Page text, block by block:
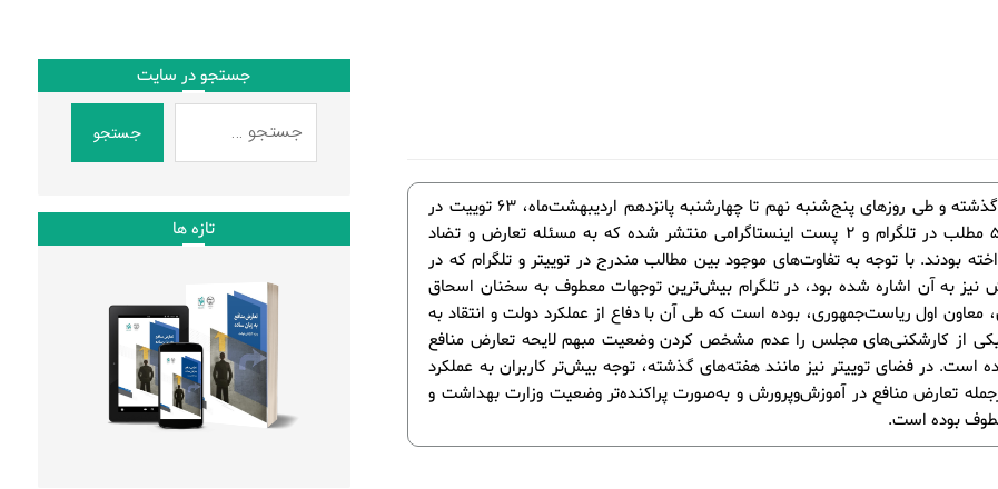
در هفته گذشته و طی روزهای پنج‌شنبه نهم تا چهارشنبه پانزدهم اردیبهشت‌ماه، 63 توییت در
توییتر، 51 مطلب در تلگرام و 2 پست اینستاگرامی منتشر شده که به مسئله تعارض و تضاد
بودند. با توجه به تفاوت‌های موجود بین مطالب مندرج در توییتر و تلگرام که در
نیز به آن اشاره شده بود،­ در تلگرام بیش‌ترین توجهات معطوف به سخنان اسحاق
معاون اول ریاست‌جمهوری، بوده است که طی آن با دفاع از عملکرد دولت و انتقاد به
از کارشکنی‌های مجلس را عدم مشخص کردن وضعیت مبهم لایحه تعارض منافع
است. در فضای توییتر نیز مانند هفته‌های گذشته، توجه بیش‌تر کاربران به عملکرد
تعارض منافع در آموزش‌وپرورش و به‌صورت پراکنده‌تر وضعیت وزارت بهداشت و
بوده است.
جستجو در سایت
جستجو
تازه ها